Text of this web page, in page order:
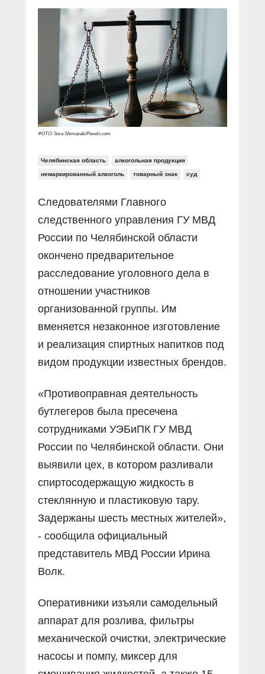
Документальные фильмы
В знании сила
Специальный репортаж
КиберПОСТОВОЙ
Газета «Щит и меч»
Журнал «Полиция России»
О ПОРТАЛЕ
ФОТО: Sora Shimazaki/Pexels.com
Челябинская область алкогольная продукция
немаркированный алкоголь товарный знак суд
Следователями Главного
следственного управления ГУ МВД
России по Челябинской области
окончено предварительное
расследование уголовного дела в
отношении участников
организованной группы. Им
вменяется незаконное изготовление
и реализация спиртных напитков под
видом продукции известных брендов.
«Противоправная деятельность
бутлегеров была пресечена
сотрудниками УЭБиПК ГУ МВД
России по Челябинской области. Они
выявили цех, в котором разливали
спиртосодержащую жидкость в
стеклянную и пластиковую тару.
Задержаны шесть местных жителей»,
- сообщила официальный
представитель МВД России Ирина
Волк.
Оперативники изъяли самодельный
аппарат для розлива, фильтры
механической очистки, электрические
насосы и помпу, миксер для